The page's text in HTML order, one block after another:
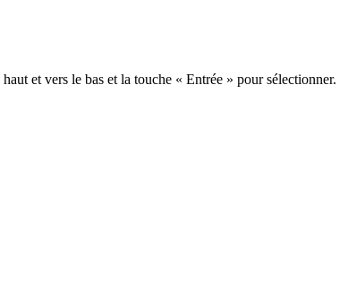
et vers le bas et la touche « Entrée » pour sélectionner.